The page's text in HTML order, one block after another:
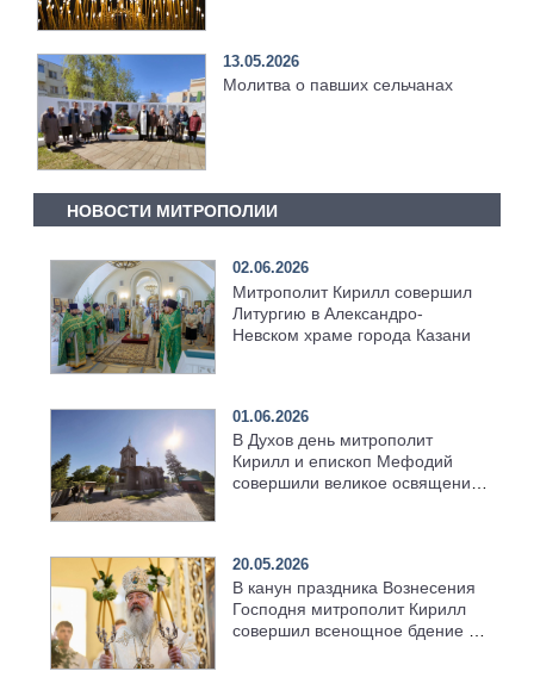
13.05.2026
Молитва о павших сельчанах
НОВОСТИ МИТРОПОЛИИ
02.06.2026
Митрополит Кирилл совершил
Литургию в Александро-
Невском храме города Казани
01.06.2026
В Духов день митрополит
Кирилл и епископ Мефодий
совершили великое освящение
20.05.2026
В канун праздника Вознесения
Господня митрополит Кирилл
совершил всенощное бдение в